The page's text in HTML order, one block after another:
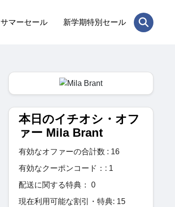
サマーセール 新学期特別セール
本日のイチオシ・オフ
ァー Mila Brant
有効なオファーの合計数 : 16
有効なクーポンコード：: 1
配送に関する特典： 0
現在利用可能な割引・特典: 15